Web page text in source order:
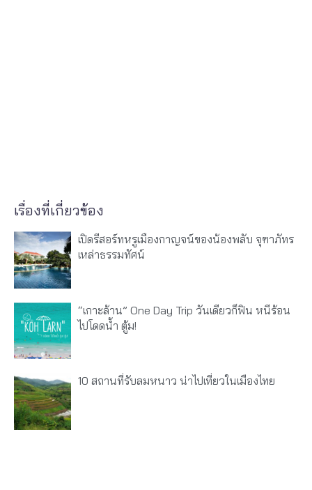
เรื่องที่เกี่ยวข้อง
เปิดรีสอร์ทหรูเมืองกาญจน์ของน้องพลับ จุฑาภัทร
เหล่าธรรมทัศน์
“เกาะล้าน” One Day Trip วันเดียวก็ฟิน หนีร้อน
ไปโดดน้ำ ตู้ม!
10 สถานที่รับลมหนาว น่าไปเที่ยวในเมืองไทย